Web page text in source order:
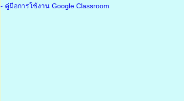
- คู่มือการใช้งาน Google Classroom